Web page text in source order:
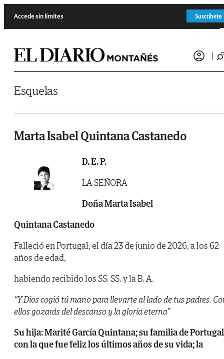
Accede sin límites Suscríbete
Esquelas
Marta Isabel Quintana Castanedo
D. E. P.
LA SEÑORA
Doña Marta Isabel
Quintana Castanedo
Falleció en Portugal, el día 23 de junio de 2026, a los 62
años de edad,
habiendo recibido los SS. SS. y la B. A.
“Y Dios cogió tú mano para llevarte al lado de tus padres.
ellos gozarás del descanso y la gloria eterna”
Su hija: Marité García Quintana; su familia de Portugal
con la que fue feliz los últimos años de su vida; la